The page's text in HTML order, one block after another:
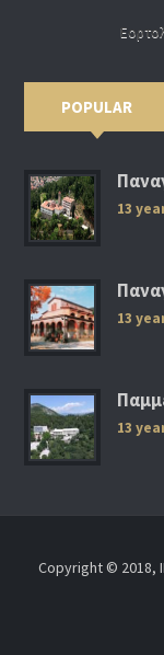
POPULAR
13
13
13
Copyright © 2018,